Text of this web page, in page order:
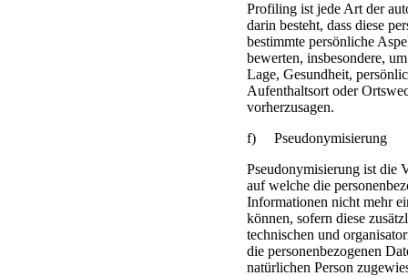
Profiling ist jede Art der
darin besteht, dass diese
bestimmte persönliche
bewerten, insbesondere,
Lage, Gesundheit,
Aufenthaltsort oder
vorherzusagen.
f) Pseudonymisierung
Pseudonymisierung ist die
auf welche die
Informationen nicht mehr
können, sofern diese
technischen und
die personenbezogenen
natürlichen Person